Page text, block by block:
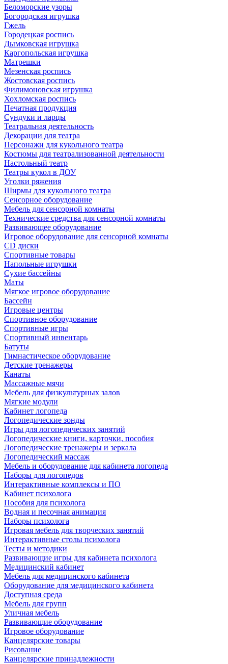
Беломорские узоры
Богородская игрушка
Гжель
Городецкая роспись
Дымковская игрушка
Каргопольская игрушка
Матрешки
Мезенская роспись
Жостовская роспись
Филимоновская игрушка
Хохломская роспись
Печатная продукция
Сундуки и ларцы
Театральная деятельность
Декорации для театра
Персонажи для кукольного театра
Костюмы для театрализованной деятельности
Настольный театр
Театры кукол в ДОУ
Уголки ряжения
Ширмы для кукольного театра
Сенсорное оборудование
Мебель для сенсорной комнаты
Технические средства для сенсорной комнаты
Развивающее оборудование
Игровое оборудование для сенсорной комнаты
CD диски
Спортивные товары
Напольные игрушки
Сухие бассейны
Маты
Мягкое игровое оборудование
Бассейн
Игровые центры
Спортивное оборудование
Спортивные игры
Спортивный инвентарь
Батуты
Гимнастическое оборудование
Детские тренажеры
Канаты
Массажные мячи
Мебель для физкультурных залов
Мягкие модули
Кабинет логопеда
Логопедические зонды
Игры для логопедических занятий
Логопедические книги, карточки, пособия
Логопедические тренажеры и зеркала
Логопедический массаж
Мебель и оборудование для кабинета логопеда
Наборы для логопедов
Интерактивные комплексы и ПО
Кабинет психолога
Пособия для психолога
Водная и песочная анимация
Наборы психолога
Игровая мебель для творческих занятий
Интерактивные столы психолога
Тесты и методики
Развивающие игры для кабинета психолога
Медицинский кабинет
Мебель для медицинского кабинета
Оборудование для медицинского кабинета
Доступная среда
Мебель для групп
Уличная мебель
Развивающие оборудование
Игровое оборудование
Канцелярские товары
Рисование
Канцелярские принадлежности